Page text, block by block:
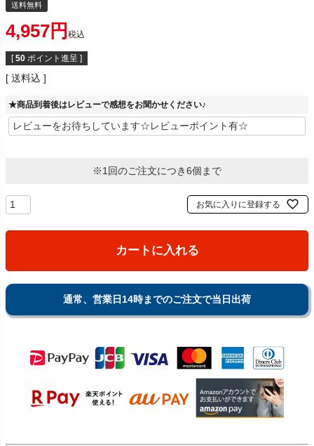
送料無料
4,957 税込
[ 50 ポイント進呈 ]
送料込
★商品到着後はレビューで感想をお聞かせください♪
※1回のご注文につき6個まで
お気に入りに登録する
カートに入れる
通常、営業日14時までのご注文で当日出荷